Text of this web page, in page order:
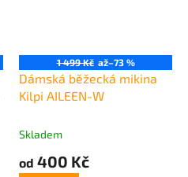
1 499 Kč až–73 %
Dámská běžecká mikina
Kilpi AILEEN-W
Skladem
od 400 Kč